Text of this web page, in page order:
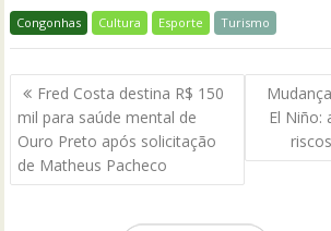
Congonhas Cultura Esporte Turismo
Navegação
de
Post
Fred Costa destina R$ 150
mil para saúde mental de
Ouro Preto após solicitação
de Matheus Pacheco
El Niño: